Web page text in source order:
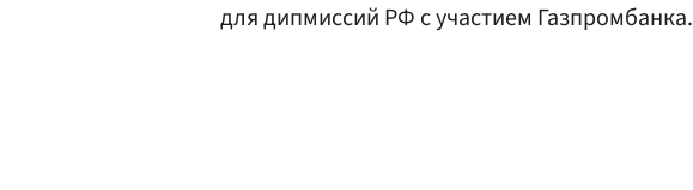
для дипмиссий РФ с участием Газпромбанка.